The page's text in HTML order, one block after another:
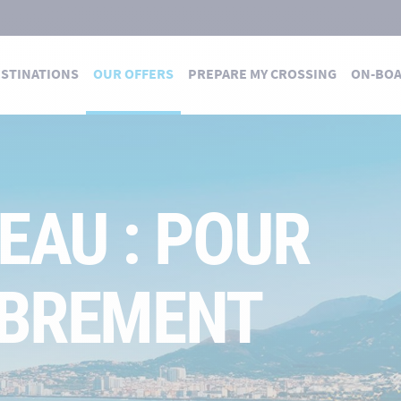
OUR OFFERS PREPARE MY CROSSING ON-
: POUR